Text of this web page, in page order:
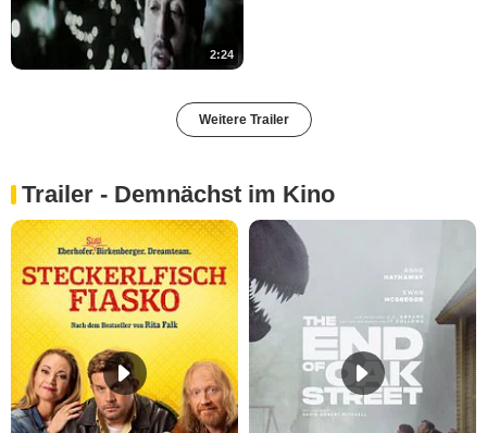
2:24
Weitere Trailer
Trailer - Demnächst im Kino